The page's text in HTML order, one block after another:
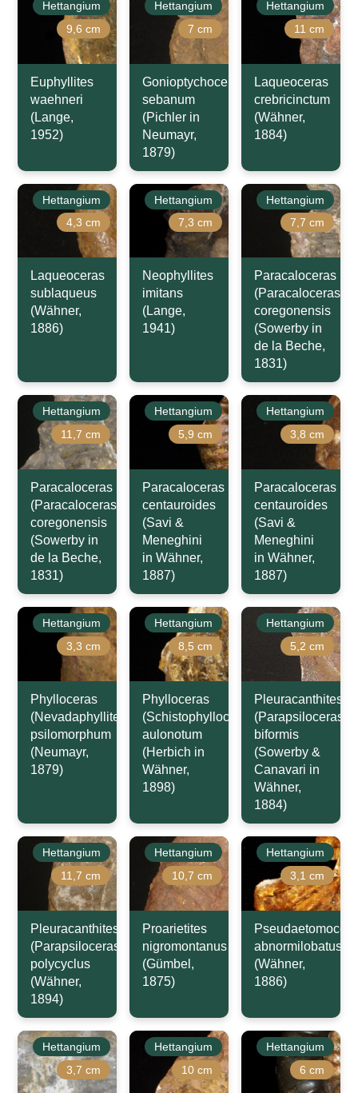
Hettangium
9,6 cm
Euphyllites
waehneri
(Lange,
1952)
Hettangium
7 cm
Gonioptychoceras
sebanum
(Pichler in
Neumayr,
1879)
Hettangium
11 cm
Laqueoceras
crebricinctum
(Wähner,
1884)
Hettangium
4,3 cm
Laqueoceras
sublaqueus
(Wähner,
1886)
Hettangium
7,3 cm
Neophyllites
imitans
(Lange,
1941)
Hettangium
7,7 cm
Paracaloceras
(Paracaloceras)
coregonensis
(Sowerby in
de la Beche,
1831)
Hettangium
11,7 cm
Paracaloceras
(Paracaloceras)
coregonensis
(Sowerby in
de la Beche,
1831)
Hettangium
5,9 cm
Paracaloceras
centauroides
(Savi &
Meneghini
in Wähner,
1887)
Hettangium
3,8 cm
Paracaloceras
centauroides
(Savi &
Meneghini
in Wähner,
1887)
Hettangium
3,3 cm
Phylloceras
(Nevadaphyllites)
psilomorphum
(Neumayr,
1879)
Hettangium
8,5 cm
Phylloceras
(Schistophylloceras)
aulonotum
(Herbich in
Wähner,
1898)
Hettangium
5,2 cm
Pleuracanthites
(Parapsiloceras)
biformis
(Sowerby &
Canavari in
Wähner,
1884)
Hettangium
11,7 cm
Pleuracanthites
(Parapsiloceras)
polycyclus
(Wähner,
1894)
Hettangium
10,7 cm
Proarietites
nigromontanus
(Gümbel,
1875)
Hettangium
3,1 cm
abnormilobatus
(Wähner,
1886)
Hettangium
3,7 cm
Hettangium
10 cm
Hettangium
6 cm